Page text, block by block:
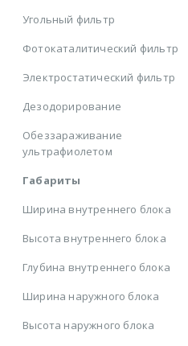
Угольный фильтр
Фотокаталитический фильтр
Электростатический фильтр
Дезодорирование
Обеззараживание
ультрафиолетом
Габариты
Ширина внутреннего блока
Высота внутреннего блока
Глубина внутреннего блока
Ширина наружного блока
Высота наружного блока